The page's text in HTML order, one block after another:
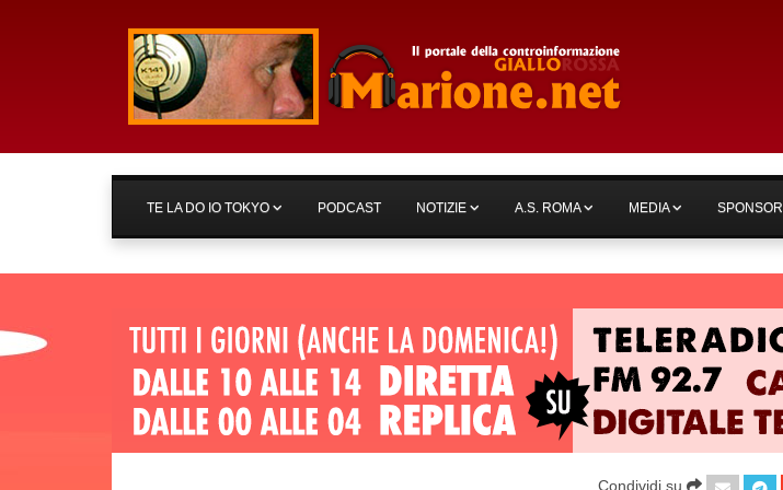
TE LA DO IO TOKYO PODCAST NOTIZIE A.S. ROMA MEDIA SPONSOR
Condividi su